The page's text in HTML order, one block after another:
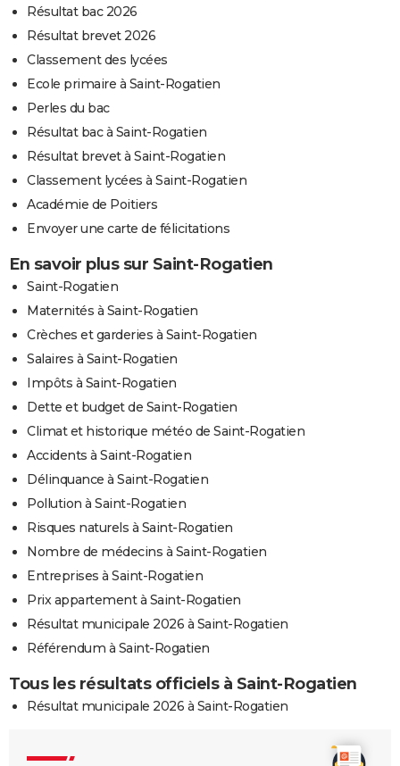
Résultat bac 2026
Résultat brevet 2026
Classement des lycées
Ecole primaire à Saint-Rogatien
Perles du bac
Résultat bac à Saint-Rogatien
Résultat brevet à Saint-Rogatien
Classement lycées à Saint-Rogatien
Académie de Poitiers
Envoyer une carte de félicitations
En savoir plus sur Saint-Rogatien
Saint-Rogatien
Maternités à Saint-Rogatien
Crèches et garderies à Saint-Rogatien
Salaires à Saint-Rogatien
Impôts à Saint-Rogatien
Dette et budget de Saint-Rogatien
Climat et historique météo de Saint-Rogatien
Accidents à Saint-Rogatien
Délinquance à Saint-Rogatien
Pollution à Saint-Rogatien
Risques naturels à Saint-Rogatien
Nombre de médecins à Saint-Rogatien
Entreprises à Saint-Rogatien
Prix appartement à Saint-Rogatien
Résultat municipale 2026 à Saint-Rogatien
Référendum à Saint-Rogatien
Tous les résultats officiels à Saint-Rogatien
Résultat municipale 2026 à Saint-Rogatien